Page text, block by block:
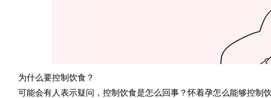
为什么要控制饮食？
可能会有人表示疑问，控制饮食是怎么回事？怀着孕怎么能够控制